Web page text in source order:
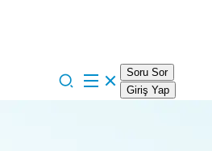
Soru Sor
Giriş Yap